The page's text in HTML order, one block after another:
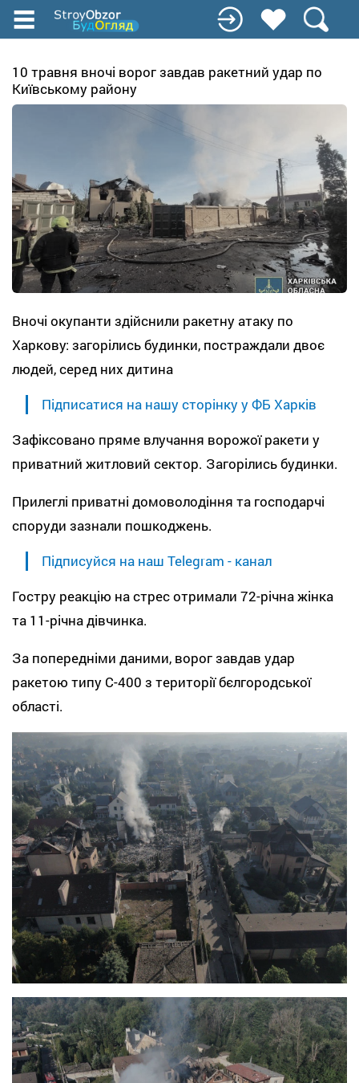
Перейти
содержанию
10 травня вночі ворог завдав ракетний удар по
Київському району
Вночі окупанти здійснили ракетну атаку по
Харкову: загорілись будинки, постраждали двоє
людей, серед них дитина
Підписатися на нашу сторінку у ФБ Харків
Зафіксовано пряме влучання ворожої ракети у
приватний житловий сектор. Загорілись будинки.
Прилеглі приватні домоволодіння та господарчі
споруди зазнали пошкоджень.
Підписуйся на наш Telegram - канал
Гостру реакцію на стрес отримали 72-річна жінка
та 11-річна дівчинка.
За попередніми даними, ворог завдав удар
ракетою типу С-400 з території бєлгородської
області.